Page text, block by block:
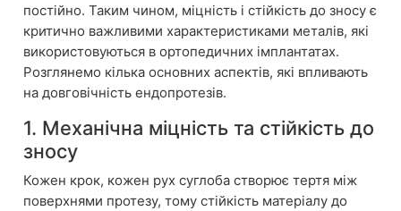
постійно. Таким чином, міцність і стійкість до зносу є
критично важливими характеристиками металів, які
використовуються в ортопедичних імплантатах.
Розглянемо кілька основних аспектів, які впливають
на довговічність ендопротезів.
1. Механічна міцність та стійкість до
зносу
Кожен крок, кожен рух суглоба створює тертя між
поверхнями протезу, тому стійкість матеріалу до